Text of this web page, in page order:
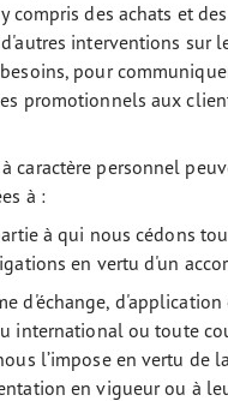
compris des achats et
interventions sur
pour
promotionnels aux
caractère personnel
à :
à qui nous cédons
en vertu d'un
d'échange,
international ou toute
l’impose en vertu de
en vigueur ou à